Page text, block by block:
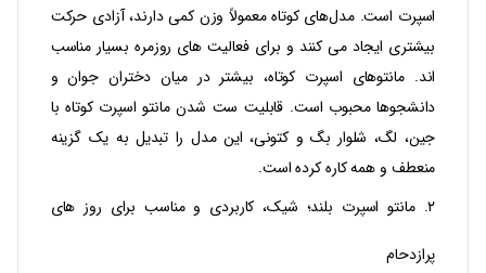
اسپرت است. مدل‌های کوتاه معمولاً وزن کمی دارند، آزادی حرکت
بیشتری ایجاد می‌ کنند و برای فعالیت‌ های روزمره بسیار مناسب‌
اند. مانتوهای اسپرت کوتاه، بیشتر در میان دختران جوان و
دانشجوها محبوب است. قابلیت ست شدن مانتو اسپرت کوتاه با
جین، لگ، شلوار بگ و کتونی، این مدل را تبدیل به یک گزینه
منعطف و همه‌ کاره کرده است.
۲. مانتو اسپرت بلند؛ شیک، کاربردی و مناسب برای روز های
پرازدحام